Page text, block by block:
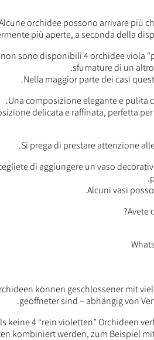
orchidee possono arrivare più
più aperte, a seconda della
non sono disponibili 4 orchidee viola
sfumature di un
Nella maggior parte dei casi
Una composizione elegante e pulita
delicata e raffinata, perfetta
Si prega di prestare attenzione
di aggiungere un vaso
Alcuni vasi
Avete
können geschlossener mit
geöffneter sind – abhängig von
keine 4 “rein violetten” Orchideen
kombiniert werden, zum Beispiel